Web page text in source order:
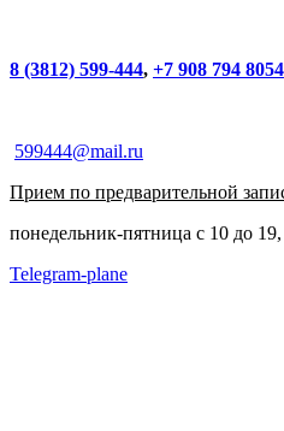
8 (3812) 599-444, +7 908 794 8054
599444@mail.ru
Прием по предварительной
понедельник-пятница с 10 до
Telegram-plane